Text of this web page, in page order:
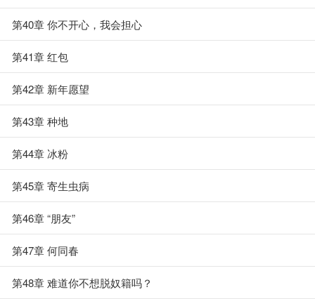
第40章 你不开心，我会担心
第41章 红包
第42章 新年愿望
第43章 种地
第44章 冰粉
第45章 寄生虫病
第46章 “朋友”
第47章 何同春
第48章 难道你不想脱奴籍吗？